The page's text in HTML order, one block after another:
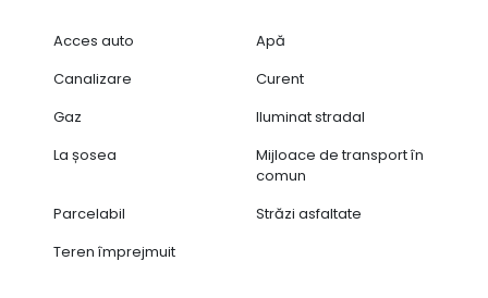
Acces auto
Apă
Canalizare
Curent
Gaz
Iluminat stradal
La șosea
Mijloace de transport în
comun
Parcelabil
Străzi asfaltate
Teren împrejmuit